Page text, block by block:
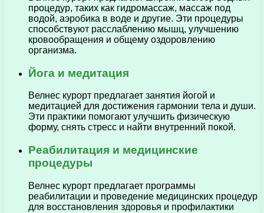
процедур, таких как гидромассаж, массаж под
водой, аэробика в воде и другие. Эти процедуры
способствуют расслаблению мышц, улучшению
кровообращения и общему оздоровлению
организма.
Йога и медитация
Велнес курорт предлагает занятия йогой и
медитацией для достижения гармонии тела и души.
Эти практики помогают улучшить физическую
форму, снять стресс и найти внутренний покой.
Реабилитация и медицинские
процедуры
Велнес курорт предлагает программы
реабилитации и проведение медицинских процедур
для восстановления здоровья и профилактики